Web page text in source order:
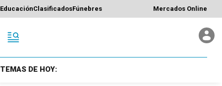
EducaciónClasificadosFúnebres Mercados Online
TEMAS DE HOY: